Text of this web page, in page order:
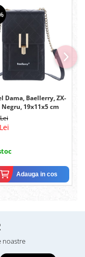
Dama, Baellerry, ZX-
Negru, 19x11x5 cm
Adauga in cos
noastre